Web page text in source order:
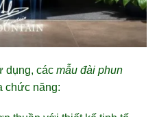
dụng, các mẫu đài phun
chức năng: